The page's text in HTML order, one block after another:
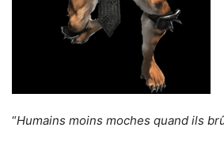
“Humains moins moches quand ils